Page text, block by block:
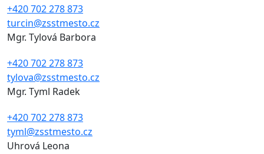
+420 702 278 873
turcin@zsstmesto.cz
Mgr. Tylová Barbora
+420 702 278 873
tylova@zsstmesto.cz
Mgr. Tyml Radek
+420 702 278 873
tyml@zsstmesto.cz
Uhrová Leona